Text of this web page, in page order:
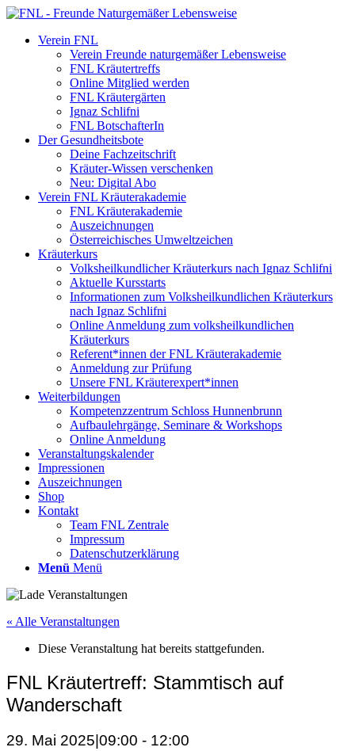
Verein FNL
Verein Freunde naturgemäßer Lebensweise
FNL Kräutertreffs
Online Mitglied werden
FNL Kräutergärten
Ignaz Schlifni
FNL BotschafterIn
Der Gesundheitsbote
Deine Fachzeitschrift
Kräuter-Wissen verschenken
Neu: Digital Abo
Verein FNL Kräuterakademie
FNL Kräuterakademie
Auszeichnungen
Österreichisches Umweltzeichen
Kräuterkurs
Volksheilkundlicher Kräuterkurs nach Ignaz Schlifni
Aktuelle Kursstarts
Informationen zum Volksheilkundlichen Kräuterkurs
nach Ignaz Schlifni
Online Anmeldung zum volksheilkundlichen
Kräuterkurs
Referent*innen der FNL Kräuterakademie
Anmeldung zur Prüfung
Unsere FNL Kräuterexpert*innen
Weiterbildungen
Kompetenzzentrum Schloss Hunnenbrunn
Aufbaulehrgänge, Seminare & Workshops
Online Anmeldung
Veranstaltungskalender
Impressionen
Auszeichnungen
Shop
Kontakt
Team FNL Zentrale
Impressum
Datenschutzerklärung
Menü Menü
« Alle Veranstaltungen
Diese Veranstaltung hat bereits stattgefunden.
FNL Kräutertreff: Stammtisch auf
Wanderschaft
29. Mai 2025|09:00 - 12:00